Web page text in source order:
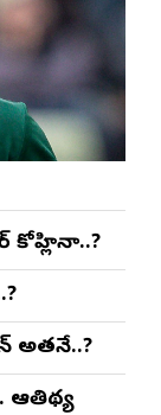
కోహ్లినా..?
అతనే..?
ఆతిథ్య